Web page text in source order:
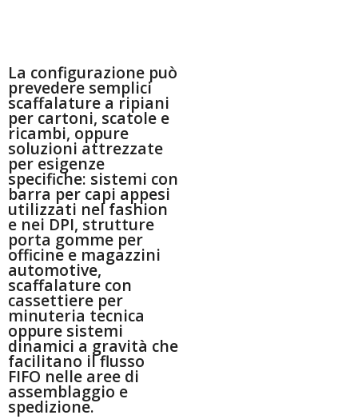
La configurazione può
prevedere semplici
scaffalature a ripiani
per cartoni, scatole e
ricambi, oppure
soluzioni attrezzate
per esigenze
specifiche: sistemi con
barra per capi appesi
utilizzati nel fashion
e nei DPI, strutture
porta gomme per
officine e magazzini
automotive,
scaffalature con
cassettiere per
minuteria tecnica
oppure sistemi
dinamici a gravità che
facilitano il flusso
FIFO nelle aree di
assemblaggio e
spedizione.